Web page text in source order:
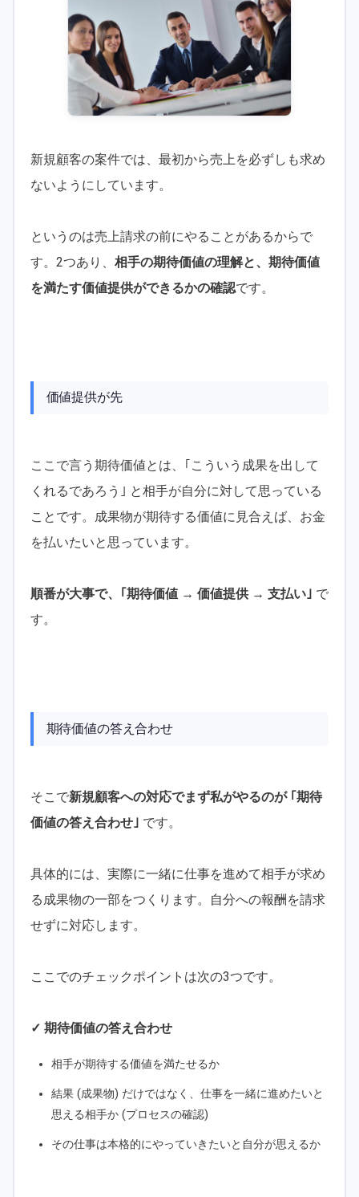
新規顧客の案件では、最初から売上を必ずしも求め
ないようにしています。
というのは売上請求の前にやることがあるからで
す。2つあり、 相手の期待価値の理解と、期待価値
を満たす価値提供ができるかの確認です。
価値提供が先
ここで言う期待価値とは、｢こういう成果を出して
くれるであろう｣ と相手が自分に対して思っている
ことです。成果物が期待する価値に見合えば、お金
を払いたいと思っています。
順番が大事で、｢期待価値 → 価値提供 → 支払い｣ で
す。
期待価値の答え合わせ
そこで新規顧客への対応でまず私がやるのが ｢期待
価値の答え合わせ｣ です。
具体的には、実際に一緒に仕事を進めて相手が求め
る成果物の一部をつくります。自分への報酬を請求
せずに対応します。
ここでのチェックポイントは次の3つです。
✓ 期待価値の答え合わせ
相手が期待する価値を満たせるか
結果 (成果物) だけではなく、仕事を一緒に進めたいと
思える相手か (プロセスの確認)
その仕事は本格的にやっていきたいと自分が思えるか